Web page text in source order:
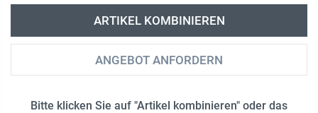
ARTIKEL KOMBINIEREN
ANGEBOT ANFORDERN
Bitte klicken Sie auf "Artikel kombinieren" oder das